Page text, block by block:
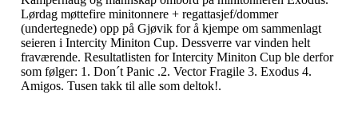
Lørdag møttefire minitonnere + regattasjef/dommer
(undertegnede) opp på Gjøvik for å kjempe om sammenlagt
seieren i Intercity Miniton Cup. Dessverre var vinden helt
fraværende. Resultatlisten for Intercity Miniton Cup ble derfor
som følger: 1. Don´t Panic .2. Vector Fragile 3. Exodus 4.
Amigos. Tusen takk til alle som deltok!.